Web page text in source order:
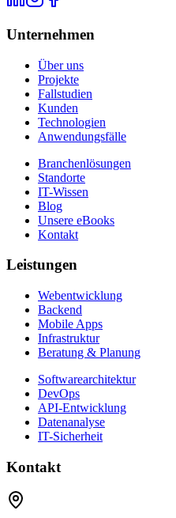
Unternehmen
Über uns
Projekte
Fallstudien
Kunden
Technologien
Anwendungsfälle
Branchenlösungen
Standorte
IT-Wissen
Blog
Unsere eBooks
Kontakt
Leistungen
Webentwicklung
Backend
Mobile Apps
Infrastruktur
Beratung & Planung
Softwarearchitektur
DevOps
API-Entwicklung
Datenanalyse
IT-Sicherheit
Kontakt